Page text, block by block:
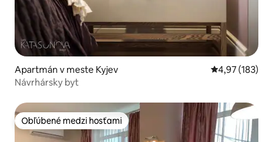
Apartmán v meste Kyjev Priemerné
4,97 (183)
Návrhársky byt
Obľúbené medzi hosťami
Obľúbené medzi hosťami